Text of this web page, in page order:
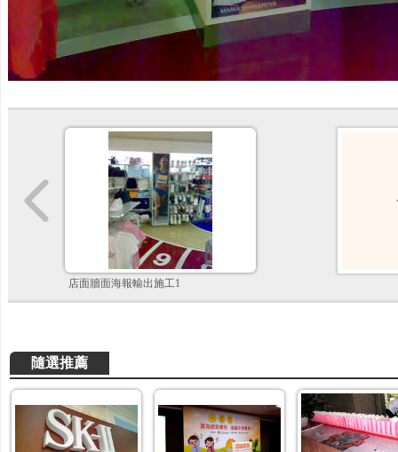
店面牆面海報輸出施工1
隨選推薦